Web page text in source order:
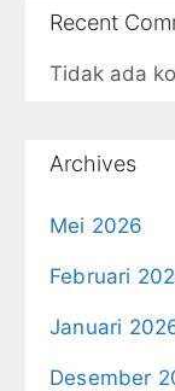
Recent
Tidak ada
Archives
Mei 2026
Februari
Januari
Desember